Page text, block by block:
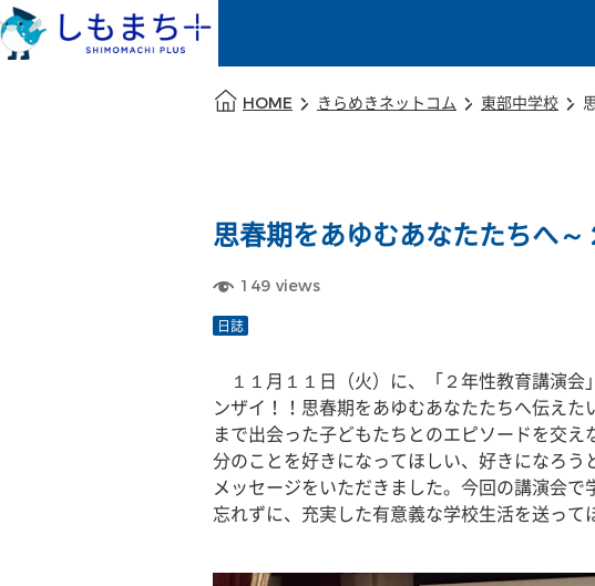
HOME きらめきネットコム 東部中学校
思春期をあゆむあなたたちへ～
149 views
日誌
１１月１１日（火）に、「２年性教育講演会
ンザイ！！思春期をあゆむあなたたちへ伝え
まで出会った子どもたちとのエピソードを交
分のことを好きになってほしい、好きになろ
メッセージをいただきました。今回の講演会
忘れずに、充実した有意義な学校生活を送って